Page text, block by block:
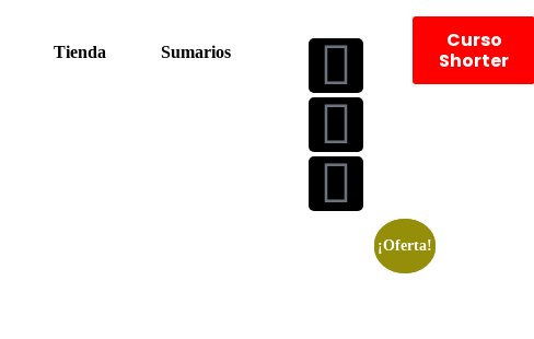
Tienda Sumarios
Curso
Shorter
¡Oferta!
¡Oferta!